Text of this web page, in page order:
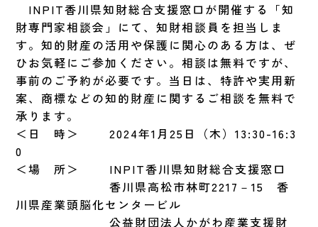
INPIT香川県知財総合支援窓口が開催する「知
財専門家相談会」にて、知財相談員を担当しま
す。知的財産の活用や保護に関心のある方は、ぜ
ひお気軽にご参加ください。相談は無料ですが、
事前のご予約が必要です。当日は、特許や実用新
案、商標などの知的財産に関するご相談を無料で
承ります。
＜日 時＞ 2024年1月25日（木）13:30-16:3
0
＜場 所＞ INPIT香川県知財総合支援窓口
香川県高松市林町2217－15 香
川県産業頭脳化センタービル
公益財団法人かがわ産業支援財